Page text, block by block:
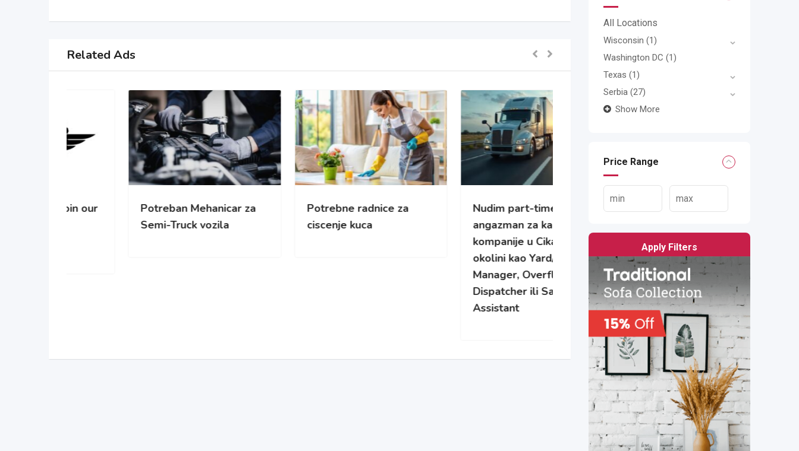
Related Ads
Potreban Mehanicar za
Semi-Truck vozila
Potrebne radnice za
ciscenje kuca
Nudim part-time
angazman za kamionske
kompanije u Cikagu i
okolini kao Yard/Fleet
Manager, Overflow
Dispatcher ili Safety
All Locations
Wisconsin (1)
Washington DC (1)
Texas (1)
Serbia (27)
Show More
Price Range
Apply Filters